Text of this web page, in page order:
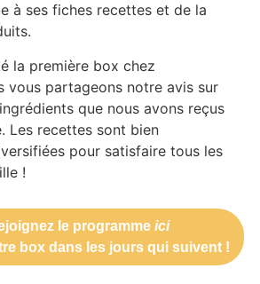
à ses fiches recettes et de la
la première box chez
vous partageons notre avis sur
que nous avons reçus
Les recettes sont bien
pour satisfaire tous les
!
le programme ici
box dans les jours qui suivent !